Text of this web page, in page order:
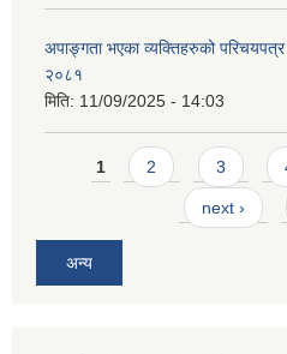
अपाङ्गता भएका व्यक्तिहरुको परिचयपत्र
२०८१
मिति: 11/09/2025 - 14:03
Pages
1 2 3
next ›
अन्य